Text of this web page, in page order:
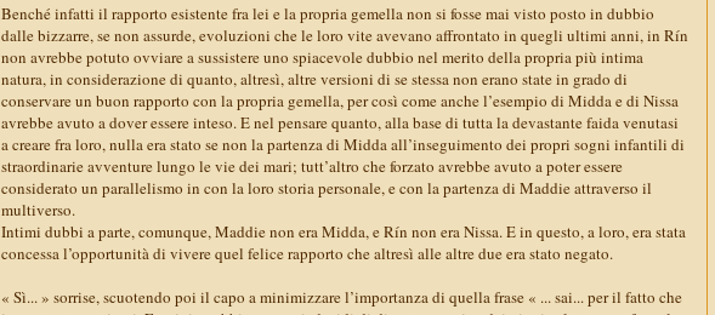
Benché infatti il rapporto esistente fra lei e la propria gemella non si fosse mai visto posto in dubbio
dalle bizzarre, se non assurde, evoluzioni che le loro vite avevano affrontato in quegli ultimi anni, in Rín
non avrebbe potuto ovviare a sussistere uno spiacevole dubbio nel merito della propria più intima
natura, in considerazione di quanto, altresì, altre versioni di se stessa non erano state in grado di
conservare un buon rapporto con la propria gemella, per così come anche l’esempio di Midda e di Nissa
avrebbe avuto a dover essere inteso. E nel pensare quanto, alla base di tutta la devastante faida venutasi
a creare fra loro, nulla era stato se non la partenza di Midda all’inseguimento dei propri sogni infantili di
straordinarie avventure lungo le vie dei mari; tutt’altro che forzato avrebbe avuto a poter essere
considerato un parallelismo in con la loro storia personale, e con la partenza di Maddie attraverso il
multiverso.
Intimi dubbi a parte, comunque, Maddie non era Midda, e Rín non era Nissa. E in questo, a loro, era stata
concessa l’opportunità di vivere quel felice rapporto che altresì alle altre due era stato negato.
« Sì... » sorrise, scuotendo poi il capo a minimizzare l’importanza di quella frase « ... sai... per il fatto che